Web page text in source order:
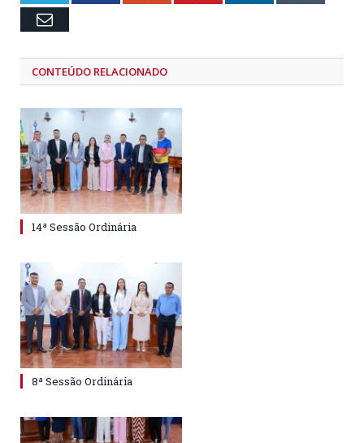
Email
CONTEÚDO RELACIONADO
14ª Sessão Ordinária
8ª Sessão Ordinária